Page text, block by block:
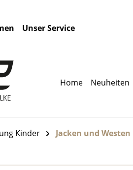
Unser Service
Home Neuheiten
Kinder Jacken und Westen